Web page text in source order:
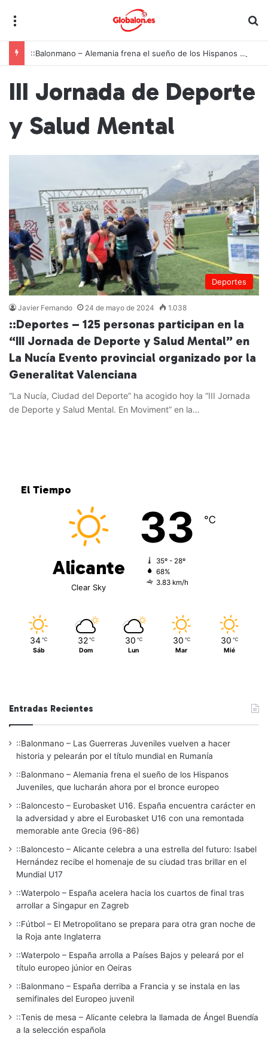
::Balonmano – Alemania frena el sueño de los Hispanos Juveniles, que lucharán ahora por el bronce europeo
III Jornada de Deporte
y Salud Mental
Deportes
Javier Fernando 24 de mayo de 2024 1.038
::Deportes – 125 personas participan en la
“III Jornada de Deporte y Salud Mental” en
La Nucía Evento provincial organizado por la
Generalitat Valenciana
“La Nucía, Ciudad del Deporte” ha acogido hoy la “III Jornada
de Deporte y Salud Mental. En Moviment” en la…
El Tiempo
Alicante
Clear Sky
33 ℃
35º - 28º
68%
3.83 km/h
34 ℃
Sáb
32 ℃
Dom
30 ℃
Lun
30 ℃
Mar
30 ℃
Mié
Entradas Recientes
::Balonmano – Las Guerreras Juveniles vuelven a hacer
historia y pelearán por el título mundial en Rumanía
::Balonmano – Alemania frena el sueño de los Hispanos
Juveniles, que lucharán ahora por el bronce europeo
::Baloncesto – Eurobasket U16. España encuentra carácter en
la adversidad y abre el Eurobasket U16 con una remontada
memorable ante Grecia (96-86)
::Baloncesto – Alicante celebra a una estrella del futuro: Isabel
Hernández recibe el homenaje de su ciudad tras brillar en el
Mundial U17
::Waterpolo – España acelera hacia los cuartos de final tras
arrollar a Singapur en Zagreb
::Fútbol – El Metropolitano se prepara para otra gran noche de
la Roja ante Inglaterra
::Waterpolo – España arrolla a Países Bajos y peleará por el
título europeo júnior en Oeiras
::Balonmano – España derriba a Francia y se instala en las
semifinales del Europeo juvenil
::Tenis de mesa – Alicante celebra la llamada de Ángel Buendía
a la selección española